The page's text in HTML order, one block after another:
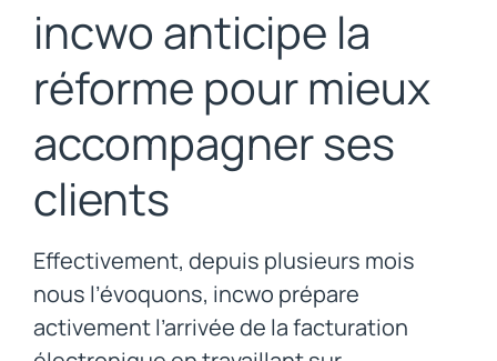
incwo anticipe la
réforme pour mieux
accompagner ses
clients
Effectivement, depuis plusieurs mois
nous l’évoquons, incwo prépare
activement l’arrivée de la facturation